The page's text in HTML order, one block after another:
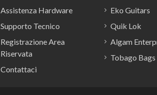
Assistenza Hardware
Supporto Tecnico
Registrazione Area
Riservata
Contattaci
Eko Guitars
Quik Lok
Algam
Tobago Bags